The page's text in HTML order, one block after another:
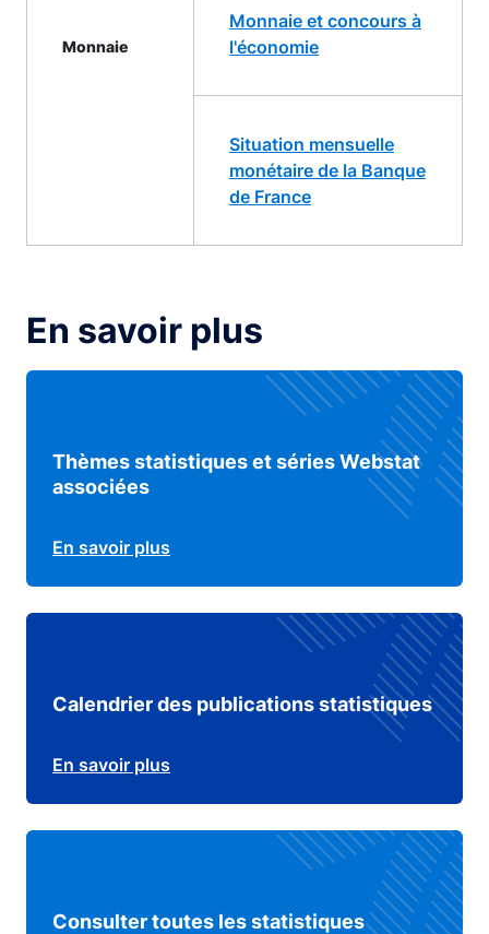
Monnaie
Monnaie et concours à
l'économie
Situation mensuelle
monétaire de la Banque
de France
En savoir plus
Thèmes statistiques et séries Webstat
associées
En savoir plus
Calendrier des publications statistiques
En savoir plus
Consulter toutes les statistiques